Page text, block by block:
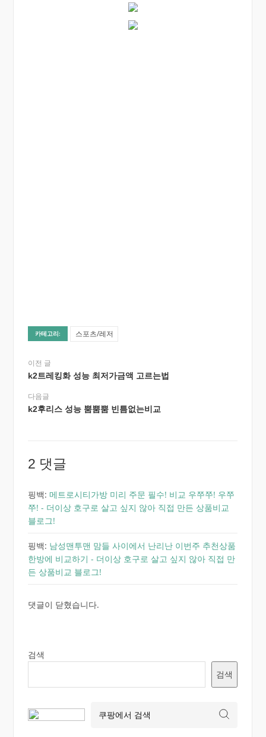
카테고리: 스포츠/레저
이전 글
k2트레킹화 성능 최저가금액 고르는법
다음글
k2후리스 성능 뿜뿜뿜 빈틈없는비교
2 댓글
핑백: 메트로시티가방 미리 주문 필수! 비교 우쭈쭈! 우쭈
쭈! - 더이상 호구로 살고 싶지 않아 직접 만든 상품비교
블로그!
핑백: 남성맨투맨 맘들 사이에서 난리난 이번주 추천상품
한방에 비교하기 - 더이상 호구로 살고 싶지 않아 직접 만
든 상품비교 블로그!
댓글이 닫혔습니다.
검색
검색